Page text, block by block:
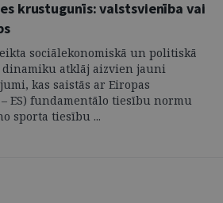
krustugunīs: valstsvienība vai
sociālekonomiskā un politiskā
dinamiku atklāj aizvien jauni
kas saistās ar Eiropas
ES) fundamentālo tiesību normu
sporta tiesību ...